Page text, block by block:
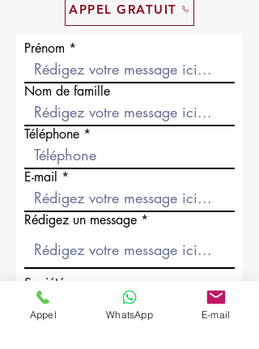
APPEL GRATUIT
Prénom
Nom de famille
Téléphone
E-mail
Rédigez un message
Société
Appel WhatsApp E-mail